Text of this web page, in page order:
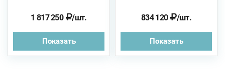
1 817 250 /шт.
Показать
834 120 /шт.
Показать